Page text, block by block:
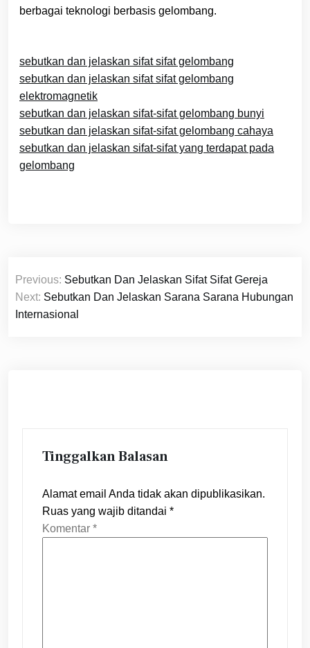
berbagai teknologi berbasis gelombang.
sebutkan dan jelaskan sifat sifat gelombang
sebutkan dan jelaskan sifat sifat gelombang
elektromagnetik
sebutkan dan jelaskan sifat-sifat gelombang bunyi
sebutkan dan jelaskan sifat-sifat gelombang cahaya
sebutkan dan jelaskan sifat-sifat yang terdapat pada
gelombang
Navigasi
pos
Previous: Sebutkan Dan Jelaskan Sifat Sifat Gereja
Next: Sebutkan Dan Jelaskan Sarana Sarana Hubungan
Internasional
Tinggalkan Balasan
Alamat email Anda tidak akan dipublikasikan.
Ruas yang wajib ditandai *
Komentar *